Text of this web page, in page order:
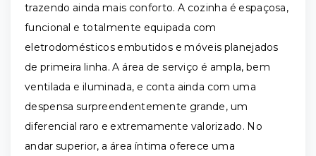
trazendo ainda mais conforto. A cozinha é espaçosa,
funcional e totalmente equipada com
eletrodomésticos embutidos e móveis planejados
de primeira linha. A área de serviço é ampla, bem
ventilada e iluminada, e conta ainda com uma
despensa surpreendentemente grande, um
diferencial raro e extremamente valorizado. No
andar superior, a área íntima oferece uma